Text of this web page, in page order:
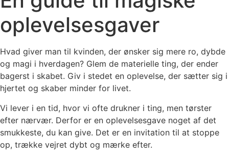
oplevelsesgaver
Hvad giver man til kvinden, der ønsker sig mere ro, dybde
og magi i hverdagen? Glem de materielle ting, der ender
bagerst i skabet. Giv i stedet en oplevelse, der sætter sig i
hjertet og skaber minder for livet.
Vi lever i en tid, hvor vi ofte drukner i ting, men tørster
efter nærvær. Derfor er en oplevelsesgave noget af det
smukkeste, du kan give. Det er en invitation til at stoppe
op, trække vejret dybt og mærke efter.